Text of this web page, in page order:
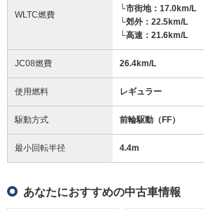
WLTC燃費
└市街地：17.0km/L
└郊外：22.5km/L
└高速：21.6km/L
JC08燃費 26.4km/L
使用燃料 レギュラー
駆動方式 前輪駆動（FF）
最小回転半径 4.4m
あなたにおすすめの中古車情報